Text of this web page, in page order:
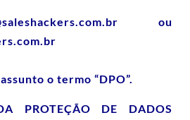
ou
o termo “DPO”.
PROTEÇÃO DE DADOS